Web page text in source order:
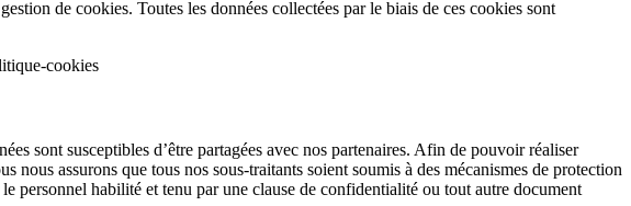
de cookies. Toutes les données collectées par le biais de ces cookies sont
cookies
sont susceptibles d’être partagées avec nos partenaires. Afin de pouvoir réaliser
nous assurons que tous nos sous-traitants soient soumis à des mécanismes de protection
personnel habilité et tenu par une clause de confidentialité ou tout autre document